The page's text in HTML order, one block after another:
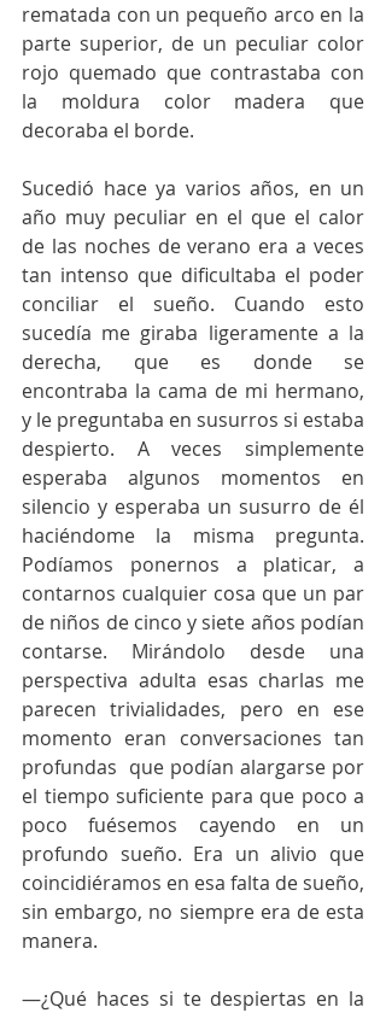
rematada con un pequeño arco en la
parte superior, de un peculiar color
rojo quemado que contrastaba con
la moldura color madera que
decoraba el borde.
Sucedió hace ya varios años, en un
año muy peculiar en el que el calor
de las noches de verano era a veces
tan intenso que dificultaba el poder
conciliar el sueño. Cuando esto
sucedía me giraba ligeramente a la
derecha, que es donde se
encontraba la cama de mi hermano,
y le preguntaba en susurros si estaba
despierto. A veces simplemente
esperaba algunos momentos en
silencio y esperaba un susurro de él
haciéndome la misma pregunta.
Podíamos ponernos a platicar, a
contarnos cualquier cosa que un par
de niños de cinco y siete años podían
contarse. Mirándolo desde una
perspectiva adulta esas charlas me
parecen trivialidades, pero en ese
momento eran conversaciones tan
profundas  que podían alargarse por
el tiempo suficiente para que poco a
poco fuésemos cayendo en un
profundo sueño. Era un alivio que
coincidiéramos en esa falta de sueño,
sin embargo, no siempre era de esta
manera.
—¿Qué haces si te despiertas en la